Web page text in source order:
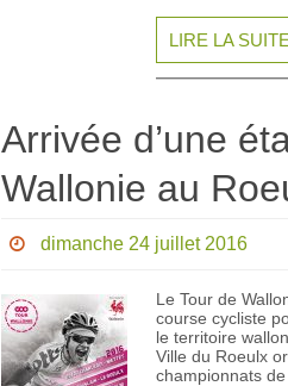
LIRE LA SUITE
Arrivée d’une
Wallonie au
dimanche 24 juillet 2016
Le Tour de
course cycliste
le territoire
Ville du Roeulx
championnats